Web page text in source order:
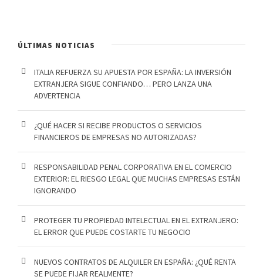
ÚLTIMAS NOTICIAS
ITALIA REFUERZA SU APUESTA POR ESPAÑA: LA INVERSIÓN
EXTRANJERA SIGUE CONFIANDO… PERO LANZA UNA
ADVERTENCIA
¿QUÉ HACER SI RECIBE PRODUCTOS O SERVICIOS
FINANCIEROS DE EMPRESAS NO AUTORIZADAS?
RESPONSABILIDAD PENAL CORPORATIVA EN EL COMERCIO
EXTERIOR: EL RIESGO LEGAL QUE MUCHAS EMPRESAS ESTÁN
IGNORANDO
PROTEGER TU PROPIEDAD INTELECTUAL EN EL EXTRANJERO:
EL ERROR QUE PUEDE COSTARTE TU NEGOCIO
NUEVOS CONTRATOS DE ALQUILER EN ESPAÑA: ¿QUÉ RENTA
SE PUEDE FIJAR REALMENTE?